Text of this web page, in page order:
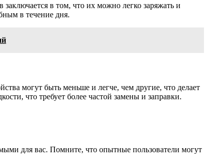
в том, что их можно легко заряжать и
в течение дня.
могут быть меньше и легче, чем другие, что делает
что требует более частой замены и заправки.
для вас. Помните, что опытные пользователи могут